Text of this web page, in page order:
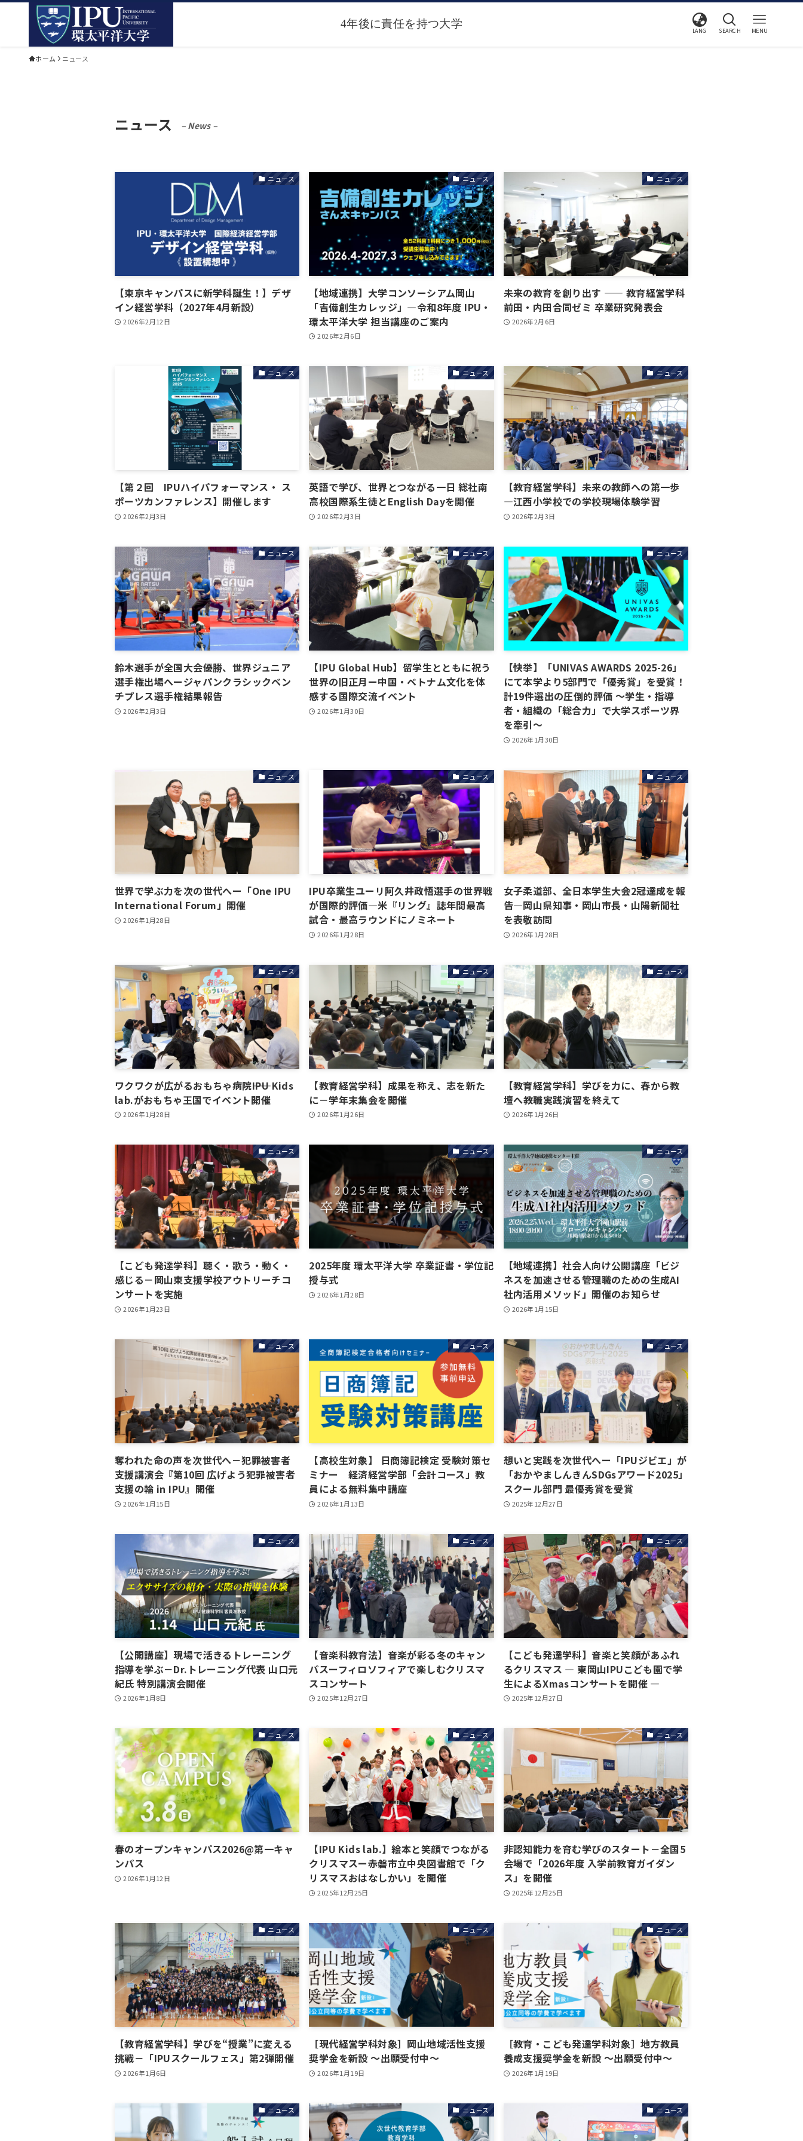
LANG SEARCH MENU
ホーム ニュース
ニュース – News –
ニュース
【東京キャンパスに新学科誕生！】デザ
イン経営学科（2027年4月新設）
2026年2月12日
ニュース
【地域連携】大学コンソーシアム岡山
「吉備創生カレッジ」―令和8年度 IPU・
環太平洋大学 担当講座のご案内
2026年2月6日
ニュース
未来の教育を創り出す —— 教育経営学科
前田・内田合同ゼミ 卒業研究発表会
2026年2月6日
ニュース
【第２回 IPUハイパフォーマンス・ ス
ポーツカンファレンス】開催します
2026年2月3日
ニュース
英語で学び、世界とつながる一日 総社南
高校国際系生徒とEnglish Dayを開催
2026年2月3日
ニュース
【教育経営学科】未来の教師への第一歩
―江西小学校での学校現場体験学習
2026年2月3日
ニュース
鈴木選手が全国大会優勝、世界ジュニア
選手権出場へージャパンクラシックベン
チプレス選手権結果報告
2026年2月3日
ニュース
【IPU Global Hub】留学生とともに祝う
世界の旧正月ー中国・ベトナム文化を体
感する国際交流イベント
2026年1月30日
ニュース
【快挙】「UNIVAS AWARDS 2025-26」
にて本学より5部門で「優秀賞」を受賞！
計19件選出の圧倒的評価 ～学生・指導
者・組織の「総合力」で大学スポーツ界
を牽引～
2026年1月30日
ニュース
世界で学ぶ力を次の世代へー「One IPU
International Forum」開催
2026年1月28日
ニュース
IPU卒業生ユーリ阿久井政悟選手の世界戦
が国際的評価―米『リング』誌年間最高
試合・最高ラウンドにノミネート
2026年1月28日
ニュース
女子柔道部、全日本学生大会2冠達成を報
告―岡山県知事・岡山市長・山陽新聞社
を表敬訪問
2026年1月28日
ニュース
ワクワクが広がるおもちゃ病院――IPU Kids
lab.がおもちゃ王国でイベント開催
2026年1月28日
ニュース
【教育経営学科】成果を称え、志を新た
に－学年末集会を開催
2026年1月26日
ニュース
【教育経営学科】学びを力に、春から教
壇へ――教職実践演習を終えて
2026年1月26日
ニュース
【こども発達学科】聴く・歌う・動く・
感じる－岡山東支援学校アウトリーチコ
ンサートを実施
2026年1月23日
ニュース
2025年度 環太平洋大学 卒業証書・学位記
授与式
2026年1月28日
ニュース
【地域連携】社会人向け公開講座「ビジ
ネスを加速させる管理職のための生成AI
社内活用メソッド」開催のお知らせ
2026年1月15日
ニュース
奪われた命の声を次世代へ－犯罪被害者
支援講演会『第10回 広げよう犯罪被害者
支援の輪 in IPU』開催
2026年1月15日
ニュース
【高校生対象】 日商簿記検定 受験対策セ
ミナー 経済経営学部「会計コース」教
員による無料集中講座
2026年1月13日
ニュース
想いと実践を次世代へー「IPUジビエ」が
「おかやましんきんSDGsアワード2025」
スクール部門 最優秀賞を受賞
2025年12月27日
ニュース
【公開講座】現場で活きるトレーニング
指導を学ぶ－Dr.トレーニング代表 山口元
紀氏 特別講演会開催
2026年1月8日
ニュース
【音楽科教育法】音楽が彩る冬のキャン
パスーフィロソフィアで楽しむクリスマ
スコンサート
2025年12月27日
ニュース
【こども発達学科】音楽と笑顔があふれ
るクリスマス ― 東岡山IPUこども園で学
生によるXmasコンサートを開催 ―
2025年12月27日
ニュース
春のオープンキャンパス2026@第一キャ
ンパス
2026年1月12日
ニュース
【IPU Kids lab.】絵本と笑顔でつながる
クリスマスー赤磐市立中央図書館で「ク
リスマスおはなしかい」を開催
2025年12月25日
ニュース
非認知能力を育む学びのスタート－全国5
会場で「2026年度 入学前教育ガイダン
ス」を開催
2025年12月25日
ニュース
【教育経営学科】学びを“授業”に変える
挑戦－「IPUスクールフェス」第2弾開催
2026年1月6日
ニュース
［現代経営学科対象］岡山地域活性支援
奨学金を新設 ～出願受付中～
2026年1月19日
ニュース
［教育・こども発達学科対象］地方教員
養成支援奨学金を新設 ～出願受付中～
2026年1月19日
ニュース ニュース ニュース